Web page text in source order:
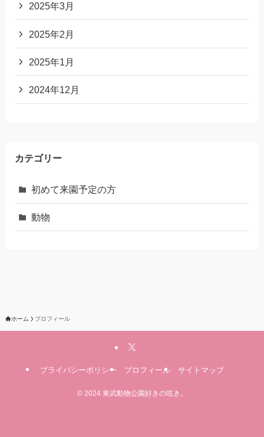
2025年3月
2025年2月
2025年1月
2024年12月
カテゴリー
初めて来園予定の方
動物
ホーム プロフィール
プライバシーポリシー プロフィール サイトマップ
©2024 東武動物公園好きの呟き。